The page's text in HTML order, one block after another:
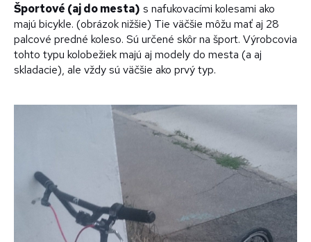
Športové (aj do mesta) s nafukovacími kolesami ako
majú bicykle. (obrázok nižšie) Tie väčšie môžu mať aj 28
palcové predné koleso. Sú určené skôr na šport. Výrobcovia
tohto typu kolobežiek majú aj modely do mesta (a aj
skladacie), ale vždy sú väčšie ako prvý typ.